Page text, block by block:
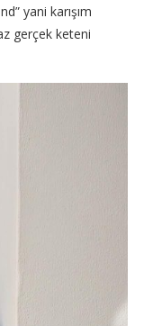
yani karışım
gerçek keteni